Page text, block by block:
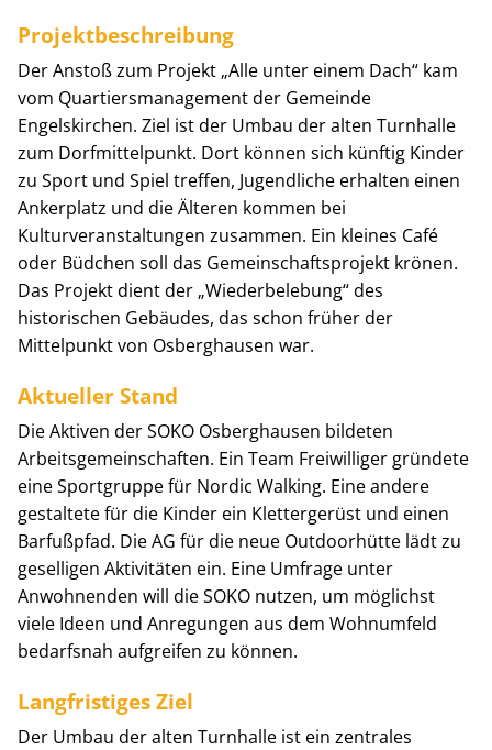
Projektbeschreibung
Der Anstoß zum Projekt „Alle unter einem Dach“ kam
vom Quartiersmanagement der Gemeinde
Engelskirchen. Ziel ist der Umbau der alten Turnhalle
zum Dorfmittelpunkt. Dort können sich künftig Kinder
zu Sport und Spiel treffen, Jugendliche erhalten einen
Ankerplatz und die Älteren kommen bei
Kulturveranstaltungen zusammen. Ein kleines Café
oder Büdchen soll das Gemeinschaftsprojekt krönen.
Das Projekt dient der „Wiederbelebung“ des
historischen Gebäudes, das schon früher der
Mittelpunkt von Osberghausen war.
Aktueller Stand
Die Aktiven der SOKO Osberghausen bildeten
Arbeitsgemeinschaften. Ein Team Freiwilliger gründete
eine Sportgruppe für Nordic Walking. Eine andere
gestaltete für die Kinder ein Klettergerüst und einen
Barfußpfad. Die AG für die neue Outdoorhütte lädt zu
geselligen Aktivitäten ein. Eine Umfrage unter
Anwohnenden will die SOKO nutzen, um möglichst
viele Ideen und Anregungen aus dem Wohnumfeld
bedarfsnah aufgreifen zu können.
Langfristiges Ziel
Der Umbau der alten Turnhalle ist ein zentrales